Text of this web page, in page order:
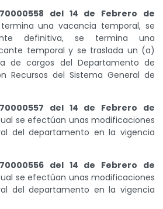
del 14 de Febrero de
una vacancia temporal, se
definitiva, se termina una
temporal y se traslada un (a)
de cargos del Departamento de
Recursos del Sistema General de
del 14 de Febrero de
se efectúan unas modificaciones
del departamento en la vigencia
del 14 de Febrero de
se efectúan unas modificaciones
del departamento en la vigencia